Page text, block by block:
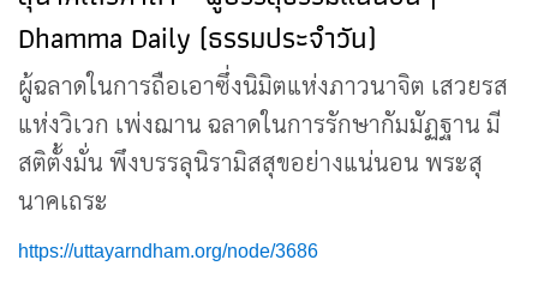
Dhamma Daily (ธรรมประจำวัน)
ผู้ฉลาดในการถือเอาซึ่งนิมิตแห่งภาวนาจิต เสวยรส
แห่งวิเวก เพ่งฌาน ฉลาดในการรักษากัมมัฏฐาน มี
สติตั้งมั่น พึงบรรลุนิรามิสสุขอย่างแน่นอน พระสุ
นาคเถระ
https://uttayarndham.org/node/3686